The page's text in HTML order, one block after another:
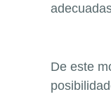
De este